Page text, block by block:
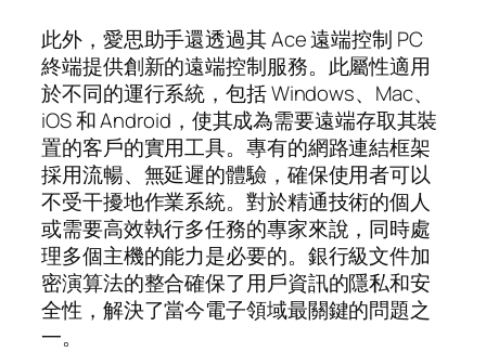
此外，愛思助手還透過其 Ace 遠端控制 PC
終端提供創新的遠端控制服務。此屬性適用
於不同的運行系統，包括 Windows、Mac、
iOS 和 Android，使其成為需要遠端存取其裝
置的客戶的實用工具。專有的網路連結框架
採用流暢、無延遲的體驗，確保使用者可以
不受干擾地作業系統。對於精通技術的個人
或需要高效執行多任務的專家來說，同時處
理多個主機的能力是必要的。銀行級文件加
密演算法的整合確保了用戶資訊的隱私和安
全性，解決了當今電子領域最關鍵的問題之
一。